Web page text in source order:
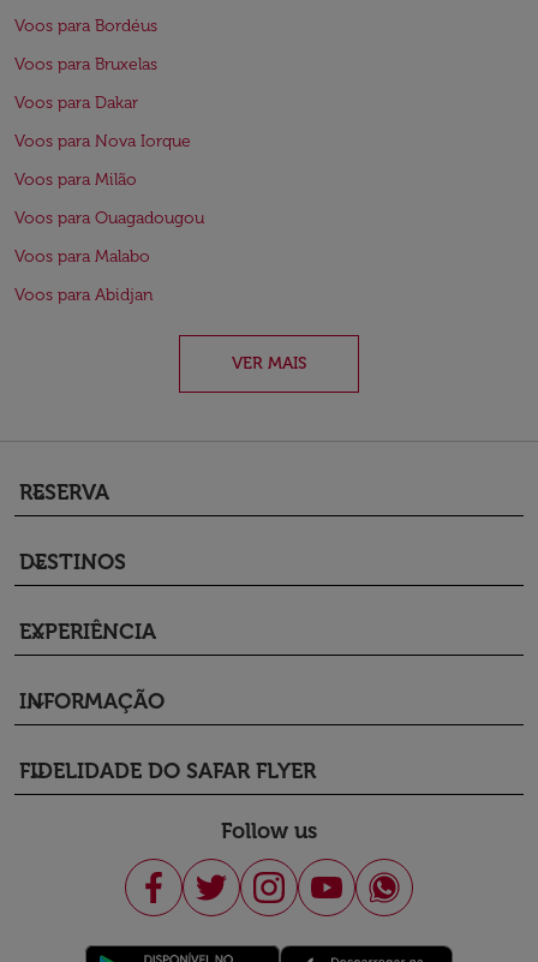
Voos para Bordéus
Voos para Bruxelas
Voos para Dakar
Voos para Nova Iorque
Voos para Milão
Voos para Ouagadougou
Voos para Malabo
Voos para Abidjan
VER MAIS
RESERVA
keyboard_arrow_down
DESTINOS
keyboard_arrow_down
EXPERIÊNCIA
keyboard_arrow_down
INFORMAÇÃO
keyboard_arrow_down
FIDELIDADE DO SAFAR FLYER
keyboard_arrow_down
Follow us